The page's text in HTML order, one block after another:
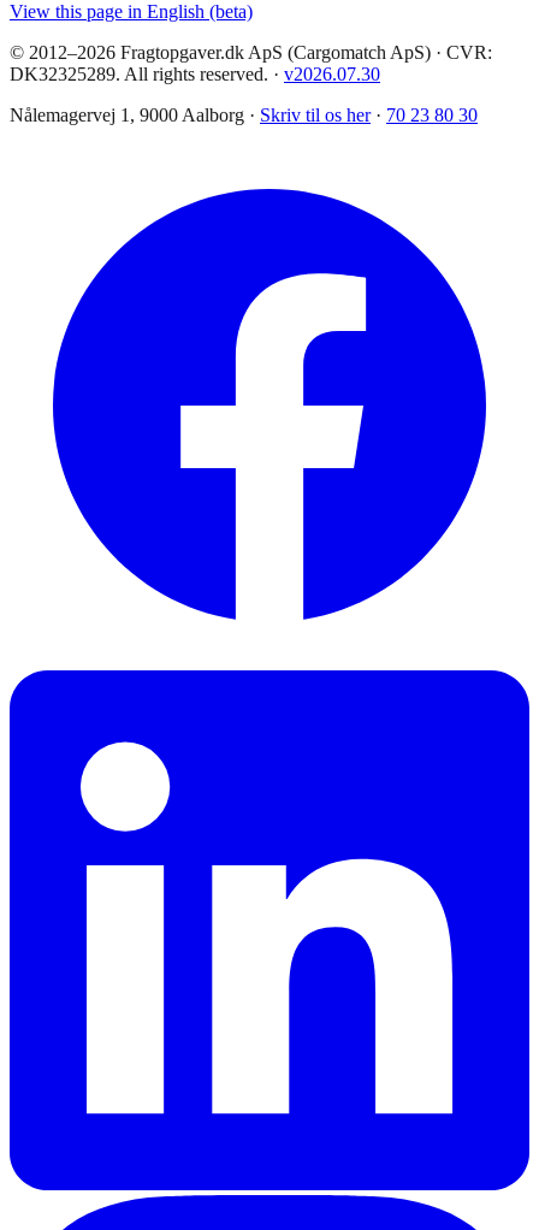
View this page in English (beta)
© 2012–2026 Fragtopgaver.dk ApS (Cargomatch ApS) · CVR:
DK32325289. All rights reserved. · v2026.07.30
Nålemagervej 1, 9000 Aalborg · Skriv til os her · 70 23 80 30